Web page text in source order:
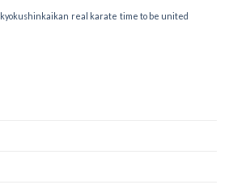
kyokushinkaikan real karate time to be united